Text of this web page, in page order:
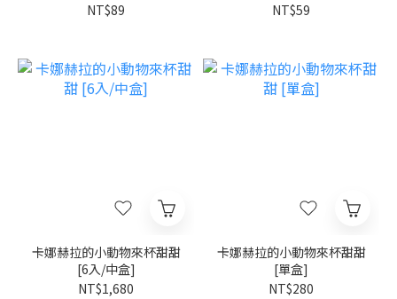
NT$89
NT$59
卡娜赫拉的小動物來杯甜甜
[6入/中盒]
NT$1,680
卡娜赫拉的小動物來杯甜甜
[單盒]
NT$280